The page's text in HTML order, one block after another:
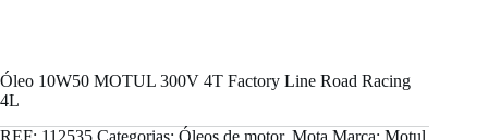
Óleo 10W50 MOTUL 300V 4T Factory Line Road Racing
4L